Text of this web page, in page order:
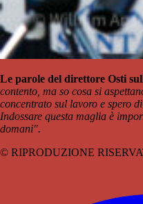
Le parole del direttore Osti
contento, ma so cosa si
concentrato sul lavoro e spero
Indossare questa maglia è
domani".
© RIPRODUZIONE